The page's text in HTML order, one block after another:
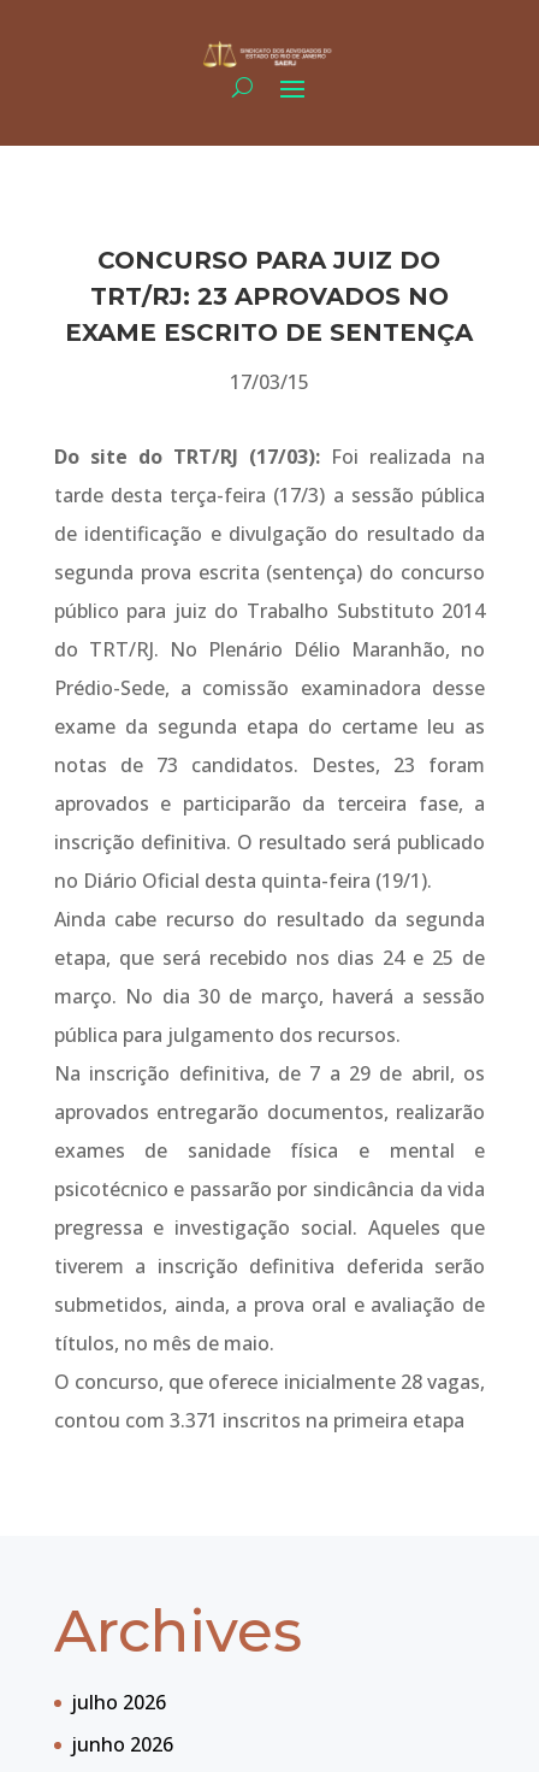
CONCURSO PARA JUIZ DO
TRT/RJ: 23 APROVADOS NO
EXAME ESCRITO DE SENTENÇA
17/03/15
Do site do TRT/RJ (17/03): Foi realizada na
tarde desta terça-feira (17/3) a sessão pública
de identificação e divulgação do resultado da
segunda prova escrita (sentença) do concurso
público para juiz do Trabalho Substituto 2014
do TRT/RJ. No Plenário Délio Maranhão, no
Prédio-Sede, a comissão examinadora desse
exame da segunda etapa do certame leu as
notas de 73 candidatos. Destes, 23 foram
aprovados e participarão da terceira fase, a
inscrição definitiva. O resultado será publicado
no Diário Oficial desta quinta-feira (19/1).
Ainda cabe recurso do resultado da segunda
etapa, que será recebido nos dias 24 e 25 de
março. No dia 30 de março, haverá a sessão
pública para julgamento dos recursos.
Na inscrição definitiva, de 7 a 29 de abril, os
aprovados entregarão documentos, realizarão
exames de sanidade física e mental e
psicotécnico e passarão por sindicância da vida
pregressa e investigação social. Aqueles que
tiverem a inscrição definitiva deferida serão
submetidos, ainda, a prova oral e avaliação de
títulos, no mês de maio.
O concurso, que oferece inicialmente 28 vagas,
contou com 3.371 inscritos na primeira etapa
Archives
julho 2026
junho 2026